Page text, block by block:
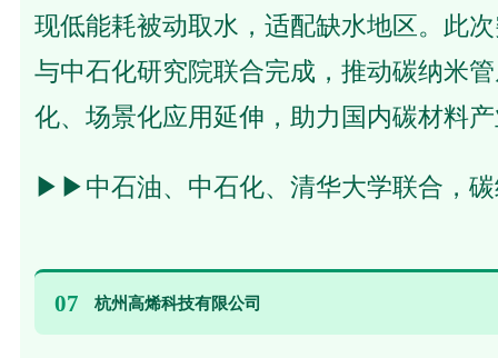
现低能耗被动取水，适配缺水地区。此
与中石化研究院联合完成，推动碳纳米
化、场景化应用延伸，助力国内碳材料
▶▶ 中石油、中石化、清华大学联合，
07 杭州高烯科技有限公司